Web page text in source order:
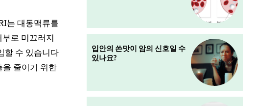
는 대동맥류를
로 미끄러지
할 수 있습니다
줄이기 위한
입안의 쓴맛이 암의 신호일 수
있나요?